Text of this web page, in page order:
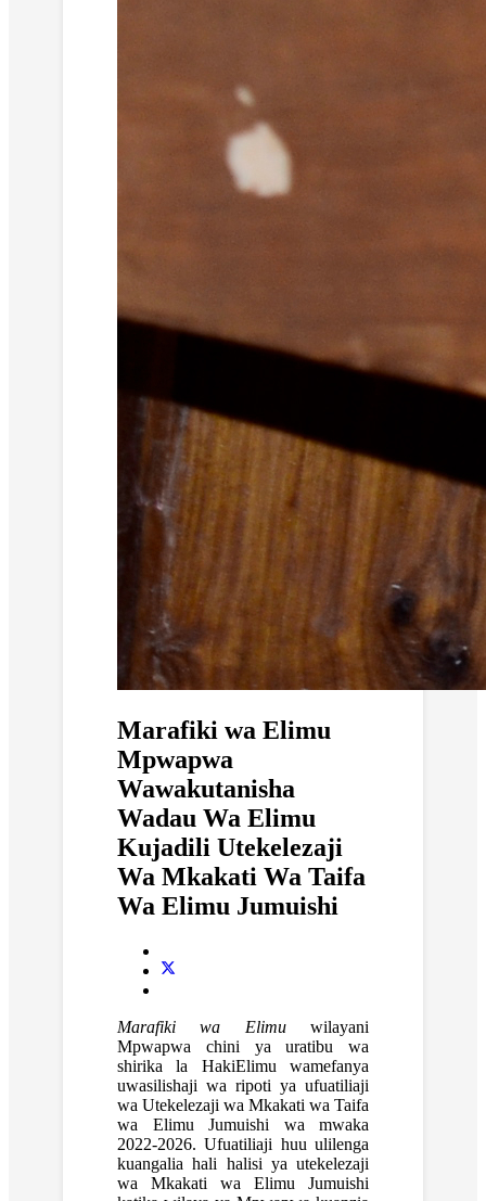
Marafiki wa Elimu
Mpwapwa
Wawakutanisha
Wadau Wa Elimu
Kujadili Utekelezaji
Wa Mkakati Wa Taifa
Wa Elimu Jumuishi
Marafiki wa Elimuwilayani
Mpwapwa chini ya uratibu wa
shirika la HakiElimu wamefanya
uwasilishaji wa ripoti ya ufuatiliaji
wa Utekelezaji wa Mkakati wa Taifa
wa Elimu Jumuishi wa mwaka
2022-2026. Ufuatiliaji huu ulilenga
kuangalia hali halisi ya utekelezaji
wa Mkakati wa Elimu Jumuishi